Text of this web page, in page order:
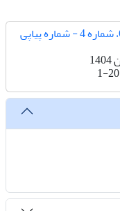
دوره 6، شماره 4 - شماره پیاپی
1-20